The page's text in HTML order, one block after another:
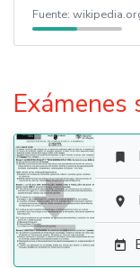
Fuente:
Exámenes



